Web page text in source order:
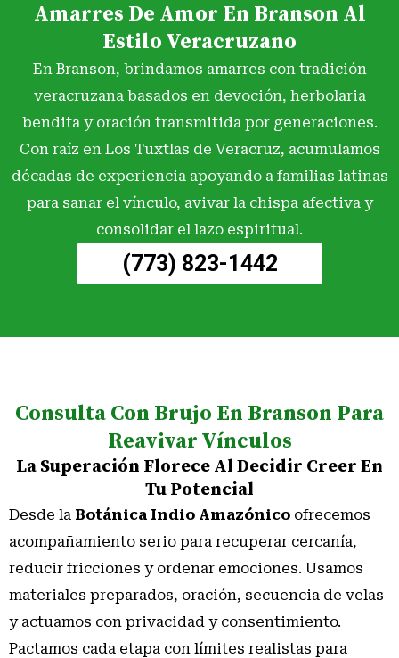
autorizados y basados en tradición ancestral: -
Lecturas de Tarot y orientación espiritual personalizada
- Amarres de amor y trabajos para fortalecer vínculos -
Limpiezas espirituales y barridas energéticas
profundas - Rituales de apertura de caminos y
prosperidad - Amuletos de protección y objetos
energéticos preparados a medida Cada servicio en
Branson, MO es realizado con ética y experiencia.
Contáctanos para una consulta detallada y plan
adaptado a tus necesidades.
protocolos de protección y trabajo con energías
positivas para garantizar tu bienestar físico y
emocional. Las limpiezas buscan eliminar bloqueos
energéticos y equilibrar tu campo energético sin causar
daño. Si tienes dudas, solicita una valoración inicial y te
explicaremos el proceso paso a paso.
¿Dónde puedo recibir una Limpieza Espiritual efectiva
en Branson, MO?
Indio Amazónico en Branson, MO ofrece limpiezas
espirituales profundas que combinan rituales
Amarres De Amor En Branson Al
Estilo Veracruzano
En Branson, brindamos amarres con tradición
veracruzana basados en devoción, herbolaria
bendita y oración transmitida por generaciones.
Con raíz en Los Tuxtlas de Veracruz, acumulamos
décadas de experiencia apoyando a familias latinas
para sanar el vínculo, avivar la chispa afectiva y
consolidar el lazo espiritual.
(773) 823-1442
Consulta Con Brujo En Branson Para
Reavivar Vínculos
La Superación Florece Al Decidir Creer En
Tu Potencial
Desde la Botánica Indio Amazónico ofrecemos
acompañamiento serio para recuperar cercanía,
reducir fricciones y ordenar emociones. Usamos
materiales preparados, oración, secuencia de velas
y actuamos con privacidad y consentimiento.
Pactamos cada etapa con límites realistas para